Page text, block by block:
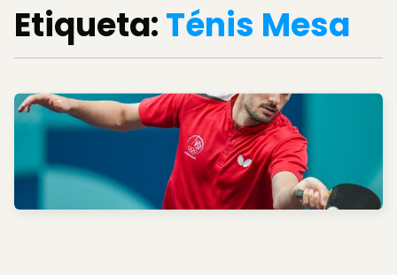
Etiqueta:Ténis Mesa